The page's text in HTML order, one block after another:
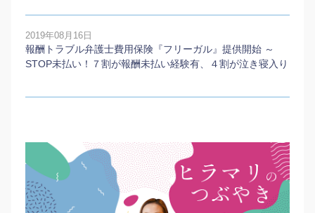
2019年08月16日
報酬トラブル弁護士費用保険『フリーガル』提供開始 ～
STOP未払い！７割が報酬未払い経験有、４割が泣き寝入り